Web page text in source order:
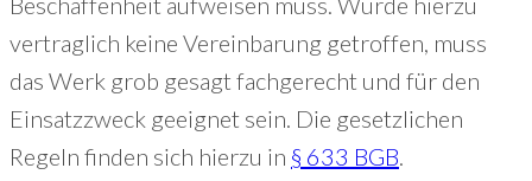
vertraglich keine Vereinbarung getroffen, muss
das Werk grob gesagt fachgerecht und für den
Einsatzzweck geeignet sein. Die gesetzlichen
Regeln finden sich hierzu in § 633 BGB